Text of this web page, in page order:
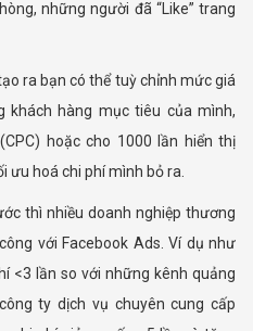
những người đã “Like” trang
ra bạn có thể tuỳ chỉnh mức giá
hàng mục tiêu của mình,
hoặc cho 1000 lần hiển thị
ưu hoá chi phí mình bỏ ra.
thì nhiều doanh nghiệp thương
với Facebook Ads. Ví dụ như
<3 lần so với những kênh quảng
ty dịch vụ chuyên cung cấp